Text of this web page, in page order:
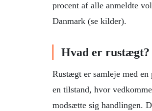
procent af alle anmeldte
Danmark (se kilder).
Hvad er rustægt?
Rustægt er samleje med en
en tilstand, hvor
modsætte sig handlingen.